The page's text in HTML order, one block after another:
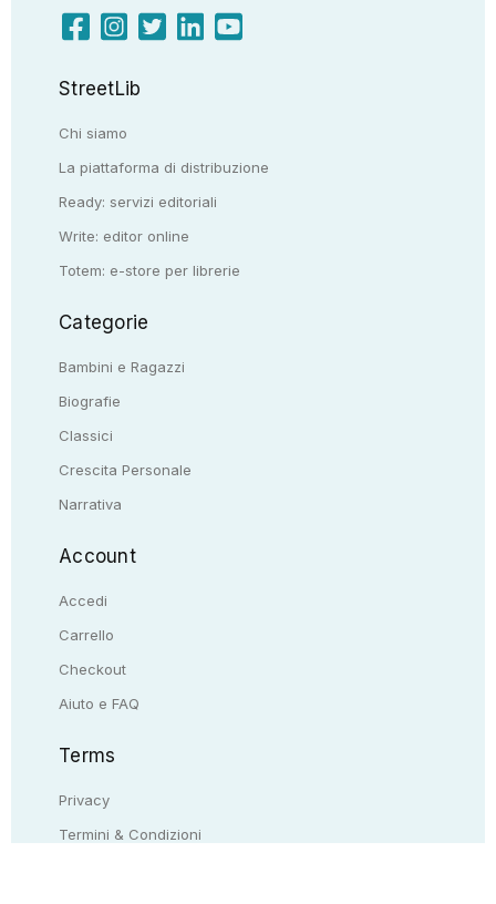
StreetLib
Chi siamo
La piattaforma di distribuzione
Ready: servizi editoriali
Write: editor online
Totem: e-store per librerie
Categorie
Bambini e Ragazzi
Biografie
Classici
Crescita Personale
Narrativa
Account
Accedi
Carrello
Checkout
Aiuto e FAQ
Terms
Privacy
Termini & Condizioni